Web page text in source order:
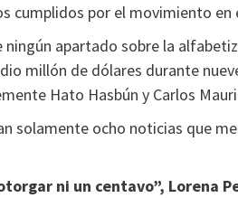
cumplidos por el movimiento en
ningún apartado sobre la
millón de dólares durante
Hato Hasbún y Carlos
solamente ocho noticias que
ni un centavo”, Lorena